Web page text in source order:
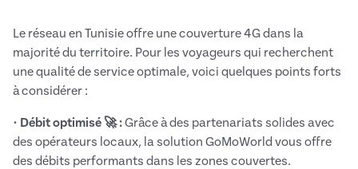
Le réseau en Tunisie offre une couverture 4G dans la
majorité du territoire. Pour les voyageurs qui recherchent
une qualité de service optimale, voici quelques points forts
à considérer :
• Débit optimisé 🚀 :Grâce à des partenariats solides avec
des opérateurs locaux, la solution GoMoWorld vous offre
des débits performants dans les zones couvertes.